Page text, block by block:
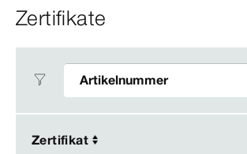
Zertifikate
Zertifikat
Zertifikat